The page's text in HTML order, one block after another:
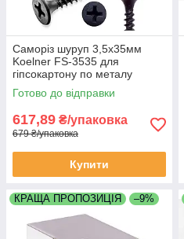
Саморіз шуруп 3,5х35мм
Koelner FS-3535 для
гіпсокартону по металу
упаковка 1000 штук
(Кельнер) Польща
Готово до відправки
617,89 ₴/упаковка
679 ₴/упаковка
Купити
КРАЩА ПРОПОЗИЦІЯ –9%